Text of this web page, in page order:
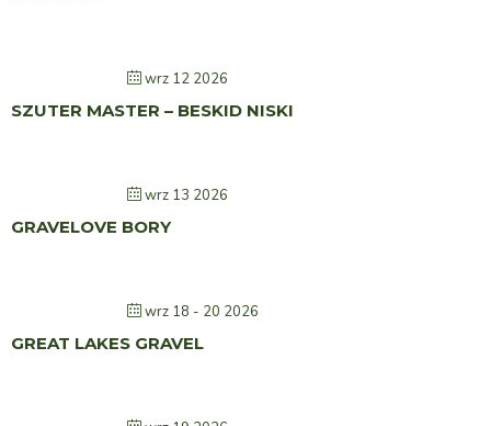
wrz 12 2026
SZUTER MASTER – BESKID NISKI
wrz 13 2026
GRAVELOVE BORY
wrz 18 - 20 2026
GREAT LAKES GRAVEL